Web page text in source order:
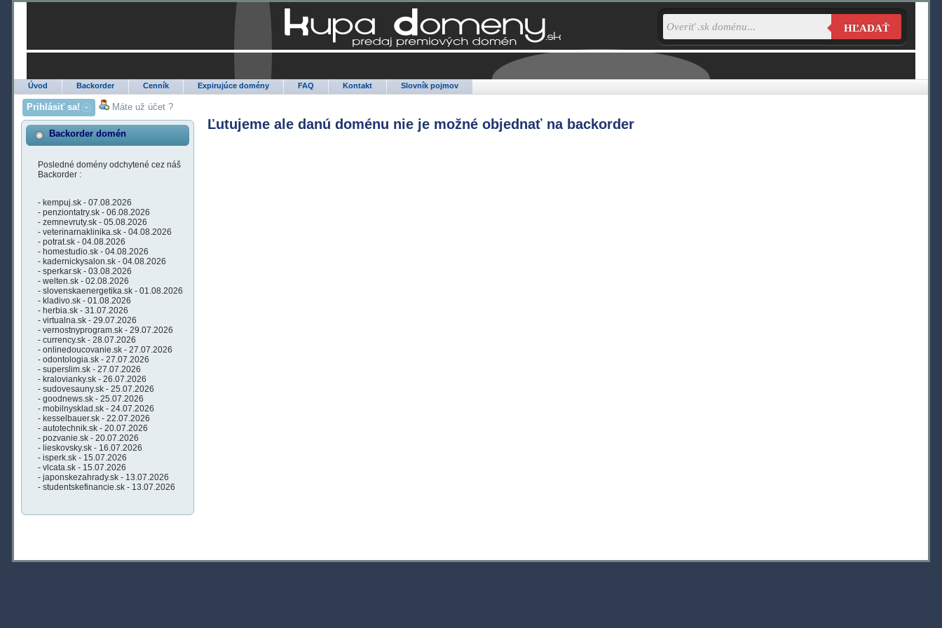
Úvod Backorder Cenník Expirujúce domény FAQ Kontakt Slovník pojmov
HĽADAŤ
Prihlásiť sa! Máte už účet ?
Backorder domén
Posledné domény odchytené cez náš
Backorder :
- kempuj.sk - 07.08.2026
- penziontatry.sk - 06.08.2026
- zemnevruty.sk - 05.08.2026
- veterinarnaklinika.sk - 04.08.2026
- potrat.sk - 04.08.2026
- homestudio.sk - 04.08.2026
- kadernickysalon.sk - 04.08.2026
- sperkar.sk - 03.08.2026
- welten.sk - 02.08.2026
- slovenskaenergetika.sk - 01.08.2026
- kladivo.sk - 01.08.2026
- herbia.sk - 31.07.2026
- virtualna.sk - 29.07.2026
- vernostnyprogram.sk - 29.07.2026
- currency.sk - 28.07.2026
- onlinedoucovanie.sk - 27.07.2026
- odontologia.sk - 27.07.2026
- superslim.sk - 27.07.2026
- kralovianky.sk - 26.07.2026
- sudovesauny.sk - 25.07.2026
- goodnews.sk - 25.07.2026
- mobilnysklad.sk - 24.07.2026
- kesselbauer.sk - 22.07.2026
- autotechnik.sk - 20.07.2026
- pozvanie.sk - 20.07.2026
- lieskovsky.sk - 16.07.2026
- isperk.sk - 15.07.2026
- vlcata.sk - 15.07.2026
- japonskezahrady.sk - 13.07.2026
- studentskefinancie.sk - 13.07.2026
Ľutujeme ale danú doménu nie je možné objednať na backorder